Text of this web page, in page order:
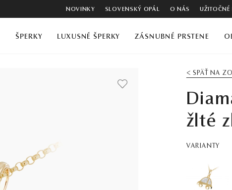
NOVINKY SLOVENSKÝ OPÁL O NÁS
ŠPERKY LUXUSNÉ ŠPERKY ZÁSNUBNÉ PRSTENE
< SPÄŤ NA
žlté
VARIANTY